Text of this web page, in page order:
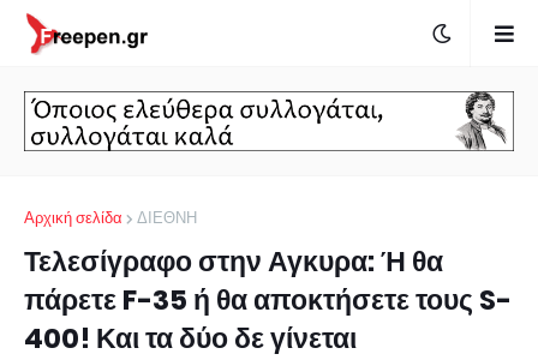
Αρχική σελίδα ΔΙΕΘΝΗ
Τελεσίγραφο στην Αγκυρα: Ή θα
πάρετε F-35 ή θα αποκτήσετε τους S-
400! Και τα δύο δε γίνεται